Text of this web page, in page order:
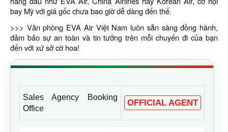
bay Mỹ với giá gốc chưa bao giờ dễ dàng đến thế.
>>> Văn phòng EVA Air Việt Nam luôn sẵn sàng đồng hành,
đảm bảo sự an toàn và tin tưởng trên mỗi chuyến đi của bạn
đến với xứ sở cờ hoa!
Sales Agency Booking
Office
OFFICIAL AGENT